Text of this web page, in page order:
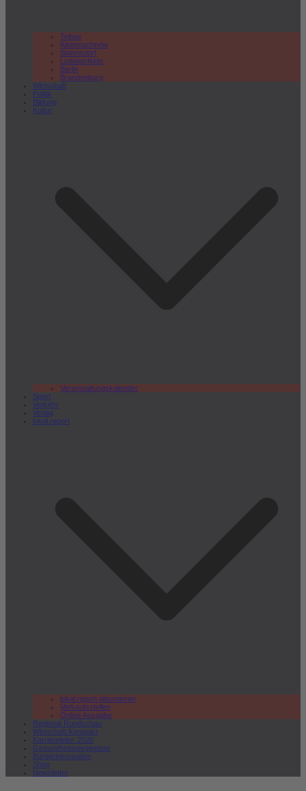
Teltow
Kleinmachnow
Stahnsdorf
Ludwigsfelde
Berlin
Brandenburg
Wirtschaft
Politik
Bildung
Kultur
Veranstaltungskalender
Sport
Verkehr
Verlag
lokal.report
lokal.report abonnieren
Verkaufsstellen
Online Ausgabe
Regional Rundschau
Wirtschaft.Kompakt
Karriereleiter 2026
Gesundheitswegweiser
Bürgerinformation
Shop
Newsletter